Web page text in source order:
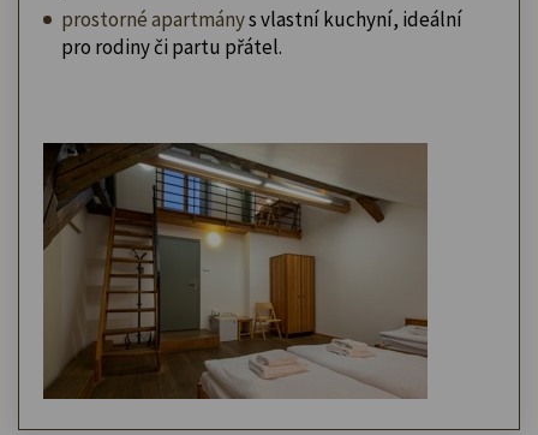
prostorné apartmánys vlastní kuchyní, ideální
pro rodiny či partu přátel.